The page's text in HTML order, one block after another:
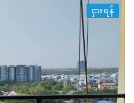
ငှားရန်